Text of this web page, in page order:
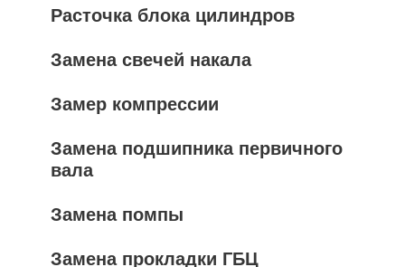
Расточка блока цилиндров
Замена свечей накала
Замер компрессии
Замена подшипника первичного
вала
Замена помпы
Замена прокладки ГБЦ